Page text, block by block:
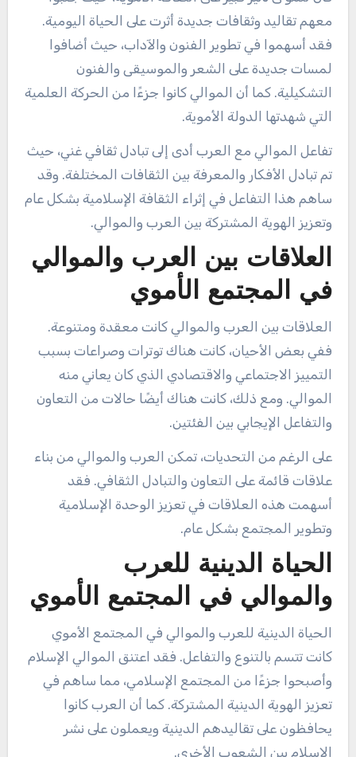
معهم تقاليد وثقافات جديدة أثرت على الحياة اليومية.
فقد أسهموا في تطوير الفنون والآداب، حيث أضافوا
لمسات جديدة على الشعر والموسيقى والفنون
التشكيلية. كما أن الموالي كانوا جزءًا من الحركة العلمية
التي شهدتها الدولة الأموية.
تفاعل الموالي مع العرب أدى إلى تبادل ثقافي غني، حيث
تم تبادل الأفكار والمعرفة بين الثقافات المختلفة. وقد
ساهم هذا التفاعل في إثراء الثقافة الإسلامية بشكل عام
وتعزيز الهوية المشتركة بين العرب والموالي.
العلاقات بين العرب والموالي
في المجتمع الأموي
العلاقات بين العرب والموالي كانت معقدة ومتنوعة.
ففي بعض الأحيان، كانت هناك توترات وصراعات بسبب
التمييز الاجتماعي والاقتصادي الذي كان يعاني منه
الموالي. ومع ذلك، كانت هناك أيضًا حالات من التعاون
والتفاعل الإيجابي بين الفئتين.
على الرغم من التحديات، تمكن العرب والموالي من بناء
علاقات قائمة على التعاون والتبادل الثقافي. فقد
أسهمت هذه العلاقات في تعزيز الوحدة الإسلامية
وتطوير المجتمع بشكل عام.
الحياة الدينية للعرب
والموالي في المجتمع الأموي
الحياة الدينية للعرب والموالي في المجتمع الأموي
كانت تتسم بالتنوع والتفاعل. فقد اعتنق الموالي الإسلام
وأصبحوا جزءًا من المجتمع الإسلامي، مما ساهم في
تعزيز الهوية الدينية المشتركة. كما أن العرب كانوا
يحافظون على تقاليدهم الدينية ويعملون على نشر
الإسلام بين الشعوب الأخرى.